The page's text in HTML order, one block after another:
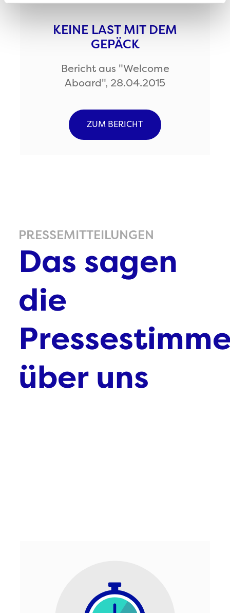
haben oder die sie im Rahmen Ihrer Nutzung der Dienste
KEINE LAST MIT DEM
GEPÄCK
Bericht aus "Welcome
Aboard", 28.04.2015
ZUM BERICHT
PRESSEMITTEILUNGEN
Das sagen
die
über uns